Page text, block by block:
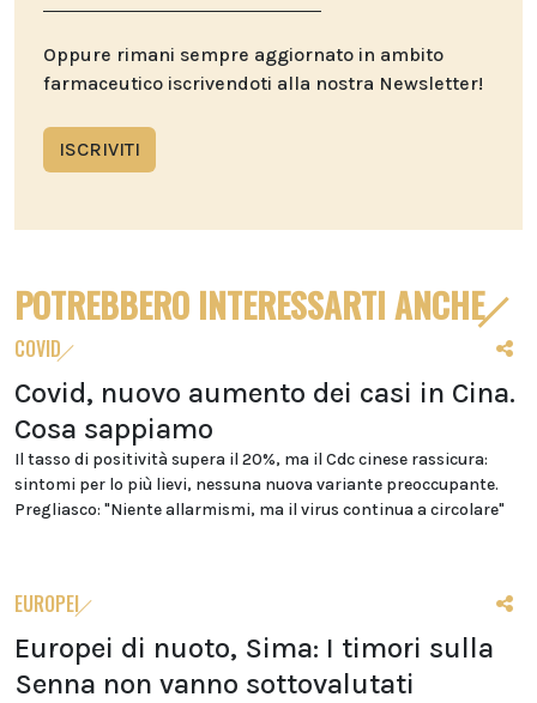
Oppure rimani sempre aggiornato in ambito
farmaceutico iscrivendoti alla nostra Newsletter!
ISCRIVITI
POTREBBERO INTERESSARTI ANCHE
COVID
Covid, nuovo aumento dei casi in Cina.
Cosa sappiamo
Il tasso di positività supera il 20%, ma il Cdc cinese rassicura:
sintomi per lo più lievi, nessuna nuova variante preoccupante.
Pregliasco: "Niente allarmismi, ma il virus continua a circolare"
EUROPEI
Europei di nuoto, Sima: I timori sulla
Senna non vanno sottovalutati